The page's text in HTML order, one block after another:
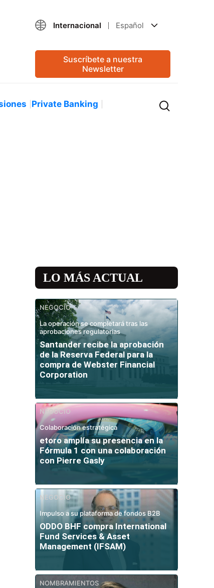
Internacional Español
Suscríbete a nuestra
Newsletter
Private Banking
LO MÁS ACTUAL
NEGOCIO
La operación se completará tras las
aprobaciones regulatorias
Santander recibe la aprobación
de la Reserva Federal para la
compra de Webster Financial
Corporation
NEGOCIO
Colaboración estratégica
etoro amplía su presencia en la
Fórmula 1 con una colaboración
con Pierre Gasly
NEGOCIO
Impulso a su plataforma de fondos B2B
ODDO BHF compra International
Fund Services & Asset
Management (IFSAM)
NOMBRAMIENTOS